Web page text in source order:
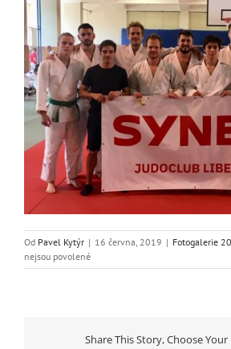
Od Pavel Kytýr | 16 června, 2019 | Fotogalerie
nejsou povolenéu
textu
–
Share This Story, Choose